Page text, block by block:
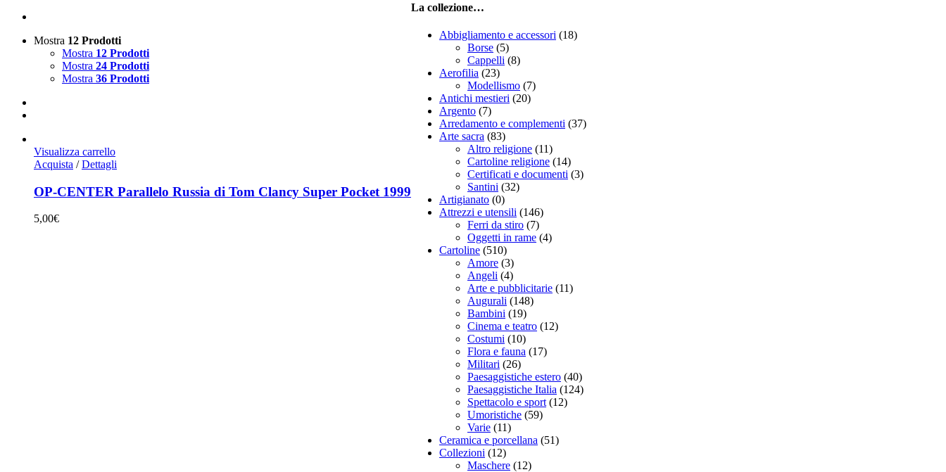
Mostra 12 Prodotti
Mostra 12 Prodotti
Mostra 24 Prodotti
Mostra 36 Prodotti
Visualizza carrello
Acquista / Dettagli
OP-CENTER Parallelo Russia di Tom Clancy Super Pocket 1999
5,00€
La collezione…
Abbigliamento e accessori (18)
Borse (5)
Cappelli (8)
Aerofilia (23)
Modellismo (7)
Antichi mestieri (20)
Argento (7)
Arredamento e complementi (37)
Arte sacra (83)
Altro religione (11)
Cartoline religione (14)
Certificati e documenti (3)
Santini (32)
Artigianato (0)
Attrezzi e utensili (146)
Ferri da stiro (7)
Oggetti in rame (4)
Cartoline (510)
Amore (3)
Angeli (4)
Arte e pubblicitarie (11)
Augurali (148)
Bambini (19)
Cinema e teatro (12)
Costumi (10)
Flora e fauna (17)
Militari (26)
Paesaggistiche estero (40)
Paesaggistiche Italia (124)
Spettacolo e sport (12)
Umoristiche (59)
Varie (11)
Ceramica e porcellana (51)
Collezioni (12)
Maschere (12)